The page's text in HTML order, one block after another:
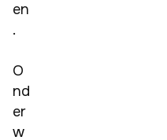
en
.
O
nd
er
w